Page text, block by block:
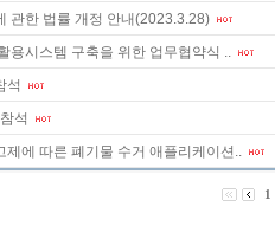
관한 법률 개정 안내(2023.3.28)
용시스템 구축을 위한 업무협약식 ..
석
석
제에 따른 폐기물 수거 애플리케이션..
1